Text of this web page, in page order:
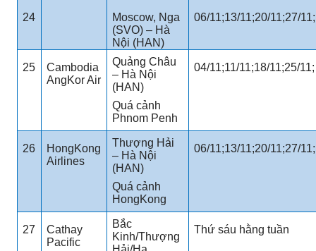
24
Moscow, Nga
(SVO) – Hà
Nội (HAN)
06/11;13/11;20/11;27/11;
25
Cambodia
AngKor Air
Quảng Châu
– Hà Nội
(HAN)
Quá cảnh
Phnom Penh
04/11;11/11;18/11;25/11;
26
HongKong
Airlines
Thượng Hải
– Hà Nội
(HAN)
Quá cảnh
HongKong
06/11;13/11;20/11;27/11;
27
Cathay
Pacific
Bắc
Kinh/Thượng
Thứ sáu hằng tuần